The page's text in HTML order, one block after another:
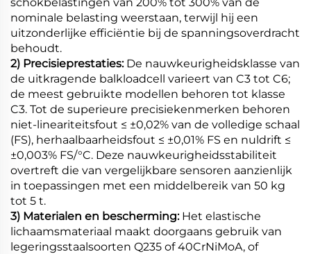
nominale belasting weerstaan, terwijl hij een
uitzonderlijke efficiëntie bij de spanningsoverdracht
behoudt.
2) Precisieprestaties: De nauwkeurigheidsklasse van
de uitkragende balkloadcell varieert van C3 tot C6;
de meest gebruikte modellen behoren tot klasse
C3. Tot de superieure precisiekenmerken behoren
niet-lineariteitsfout ≤ ±0,02% van de volledige schaal
(FS), herhaalbaarheidsfout ≤ ±0,01% FS en nuldrift ≤
±0,003% FS/°C. Deze nauwkeurigheidsstabiliteit
overtreft die van vergelijkbare sensoren aanzienlijk
in toepassingen met een middelbereik van 50 kg
tot 5 t.
3) Materialen en bescherming: Het elastische
lichaamsmateriaal maakt doorgaans gebruik van
legeringsstaalsoorten Q235 of 40CrNiMoA, of